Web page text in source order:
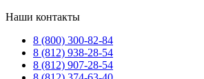
Наши контакты
8 (800) 300-82-84
8 (812) 938-28-54
8 (812) 907-28-54